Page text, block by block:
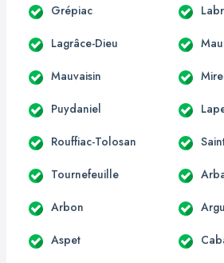
Grépiac
Lagrâce-Dieu
Mauvaisin
Puydaniel
Rouffiac-Tolosan
Tournefeuille
Arbon
Aspet